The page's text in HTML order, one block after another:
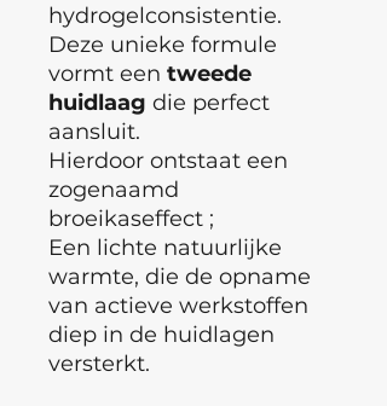
hydrogelconsistentie.
Deze unieke formule
vormt een tweede
huidlaag die perfect
aansluit.
Hierdoor ontstaat een
zogenaamd
broeikaseffect ;
Een lichte natuurlijke
warmte, die de opname
van actieve werkstoffen
diep in de huidlagen
versterkt.